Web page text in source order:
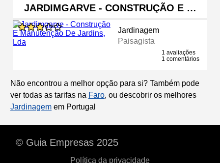
JARDIMGARVE - CONSTRUÇÃO E …
Jardinagem
Paisagista
1 avaliações
1 comentários
Não encontrou a melhor opção para si? Também pode
ver todas as tarifas na Faro, ou descobrir os melhores
Jardinagem em Portugal
© Guia Empresas 2025
Política da privacidade